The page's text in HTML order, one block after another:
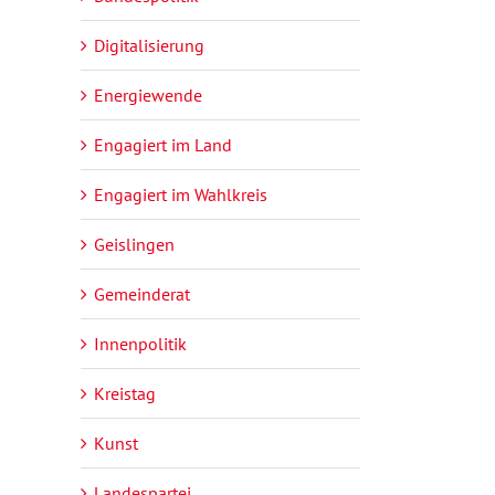
Digitalisierung
Energiewende
Engagiert im Land
Engagiert im Wahlkreis
Geislingen
Gemeinderat
Innenpolitik
Kreistag
Kunst